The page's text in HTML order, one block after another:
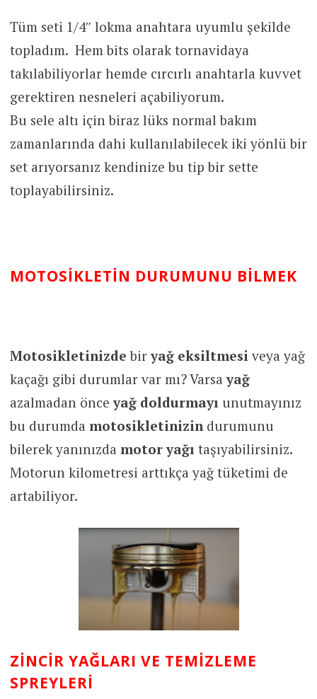
Tüm seti 1/4″ lokma anahtara uyumlu şekilde
topladım. Hem bits olarak tornavidaya
takılabiliyorlar hemde cırcırlı anahtarla kuvvet
gerektiren nesneleri açabiliyorum.
Bu sele altı için biraz lüks normal bakım
zamanlarında dahi kullanılabilecek iki yönlü bir
set arıyorsanız kendinize bu tip bir sette
toplayabilirsiniz.
MOTOSIKLETIN DURUMUNU BILMEK
Motosikletinizde biryağ eksiltmesiveya yağ
kaçağı gibi durumlar var mı? Varsayağ
azalmadan önceyağ doldurmayıunutmayınız
bu durumda motosikletinizindurumunu
bilerek yanınızda motor yağıtaşıyabilirsiniz.
Motorun kilometresi arttıkça yağ tüketimi de
artabiliyor.
ZINCIR YAĞLARI VE TEMIZLEME
SPREYLERI